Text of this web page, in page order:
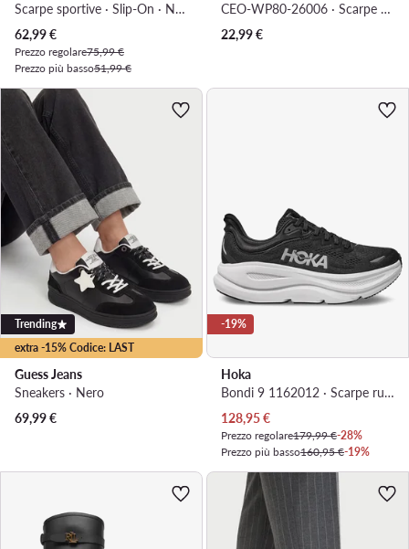
Scarpe sportive · Slip-On · Nero
Prezzo attuale
62,99€
Prezzo regolare75,99 €
Prezzo più basso51,99 €
CEO-WP80-26006 · Scarpe per sport acquatici
22,99€
extra -15% Codice: LAST
Trending
Guess Jeans
Sneakers · Nero
69,99€
-19%
Hoka
Bondi 9 1162012 · Scarpe running
Prezzo attuale
128,95€
Prezzo regolare179,99 €-28%
Prezzo più basso160,95 €-19%